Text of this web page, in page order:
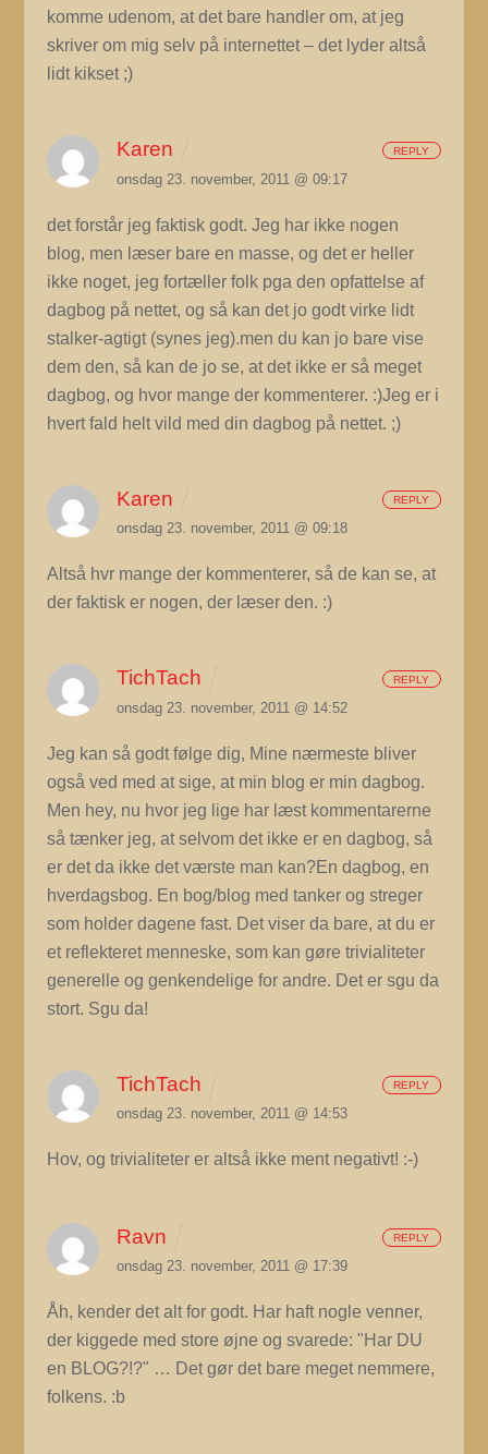
komme udenom, at det bare handler om, at jeg
skriver om mig selv på internettet – det lyder altså
lidt kikset ;)
Karen
onsdag 23. november, 2011 @ 09:17
det forstår jeg faktisk godt. Jeg har ikke nogen
blog, men læser bare en masse, og det er heller
ikke noget, jeg fortæller folk pga den opfattelse af
dagbog på nettet, og så kan det jo godt virke lidt
stalker-agtigt (synes jeg).men du kan jo bare vise
dem den, så kan de jo se, at det ikke er så meget
dagbog, og hvor mange der kommenterer. :)Jeg er i
hvert fald helt vild med din dagbog på nettet. ;)
REPLY
Karen
onsdag 23. november, 2011 @ 09:18
Altså hvr mange der kommenterer, så de kan se, at
der faktisk er nogen, der læser den. :)
REPLY
TichTach
onsdag 23. november, 2011 @ 14:52
Jeg kan så godt følge dig, Mine nærmeste bliver
også ved med at sige, at min blog er min dagbog.
Men hey, nu hvor jeg lige har læst kommentarerne
så tænker jeg, at selvom det ikke er en dagbog, så
er det da ikke det værste man kan?En dagbog, en
hverdagsbog. En bog/blog med tanker og streger
som holder dagene fast. Det viser da bare, at du er
et reflekteret menneske, som kan gøre trivialiteter
generelle og genkendelige for andre. Det er sgu da
stort. Sgu da!
REPLY
TichTach
onsdag 23. november, 2011 @ 14:53
Hov, og trivialiteter er altså ikke ment negativt! :-)
REPLY
Ravn
onsdag 23. november, 2011 @ 17:39
Åh, kender det alt for godt. Har haft nogle venner,
der kiggede med store øjne og svarede: "Har DU
en BLOG?!?" … Det gør det bare meget nemmere,
folkens. :b
REPLY